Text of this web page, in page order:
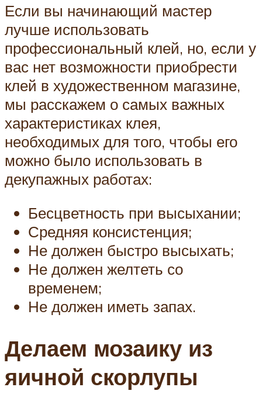
Если вы начинающий мастер
лучше использовать
профессиональный клей, но, если у
вас нет возможности приобрести
клей в художественном магазине,
мы расскажем о самых важных
характеристиках клея,
необходимых для того, чтобы его
можно было использовать в
декупажных работах:
Бесцветность при высыхании;
Средняя консистенция;
Не должен быстро высыхать;
Не должен желтеть со
временем;
Не должен иметь запах.
Делаем мозаику из
яичной скорлупы